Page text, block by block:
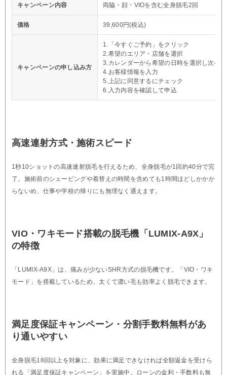
キャンペーン内容 両脇・顔・VIOを含む全身脱毛2回
価格 39,600円(税込)
キャンペーンの申し込み方
1.「今すぐご予約」をクリック
2.希望のエリア・店舗を選択
3.カレンダーから希望の日時を選択し次へ
4.お客様情報を入力
5.上記に同意するにチェック
6.入力内容を確認して申込
高速連射方式・施術スピード
1秒10ショットの高速連射脱毛を行えるため、全身脱毛が1回約40分で完
了。施術前のシェービングや着替えの時間を含めても1時間ほどしかかか
らないめ、仕事や学校の帰りにも無理なく通えます。
VIO・ワキモード搭載の脱毛機「LUMIX-A9X」
の特徴
「LUMIX-A9X」は、痛みが少ないSHR方式の脱毛機です。「VIO・ワキ
モード」を搭載しているため、太くて濃い毛も効率よく脱毛できます。
満足度保証キャンペーン・分割手数料無料があ
り通いやすい
全身脱毛18回以上を対象に、効果に満足できなければ全額返金を受けら
れる「満足度保証キャンペーン」を実施中。ローンの金利・手数料も無